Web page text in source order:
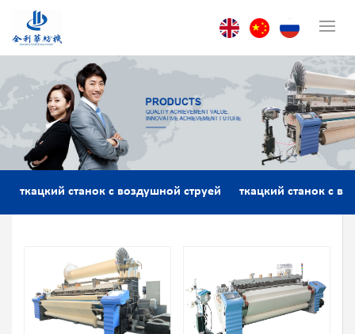
ткацкий станок с воздушной струей ткацкий станок с